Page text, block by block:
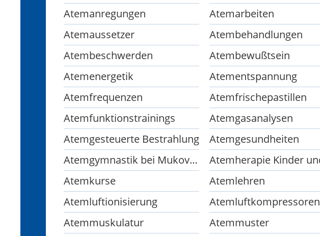
Atemanregungen
Atemarbeiten
Atemaussetzer
Atembehandlungen
Atembeschwerden
Atembewußtsein
Atemenergetik
Atementspannung
Atemfrequenzen
Atemfrischepastillen
Atemfunktionstrainings
Atemgasanalysen
Atemgesteuerte Bestrahlung
Atemgesundheiten
Atemgymnastik bei Mukoviszidose und Copd
Atemkurse
Atemlehren
Atemluftionisierung
Atemluftkompressoren
Atemmuskulatur
Atemmuster